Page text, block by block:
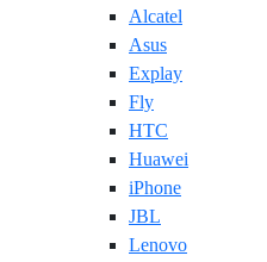
Alcatel
Asus
Explay
Fly
HTC
Huawei
iPhone
JBL
Lenovo